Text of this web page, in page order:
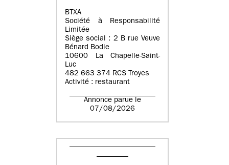
BTXA
Société à Responsabilité
Limitée
Siège social : 2 B rue Veuve
Bénard Bodie
10600 La Chapelle-Saint-
Luc
482 663 374 RCS Troyes
Activité : restaurant
Annonce parue le
07/08/2026